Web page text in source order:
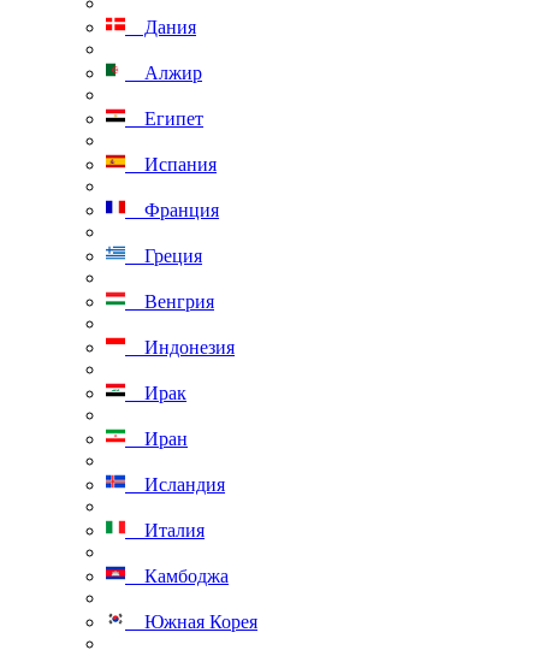
Дания
Алжир
Египет
Испания
Франция
Греция
Венгрия
Индонезия
Ирак
Иран
Исландия
Италия
Камбоджа
Южная Корея